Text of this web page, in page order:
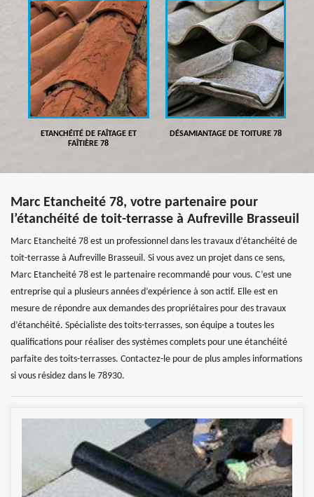
ETANCHÉITÉ DE FAÎTAGE ET
FAÎTIÈRE 78
DÉSAMIANTAGE DE TOITURE 78
Marc Etancheité 78, votre partenaire pour
l’étanchéité de toit-terrasse à Aufreville Brasseuil
Marc Etancheité 78 est un professionnel dans les travaux d’étanchéité de
toit-terrasse à Aufreville Brasseuil. Si vous avez un projet dans ce sens,
Marc Etancheité 78 est le partenaire recommandé pour vous. C’est une
entreprise qui a plusieurs années d’expérience à son actif. Elle est en
mesure de répondre aux demandes des propriétaires pour des travaux
d’étanchéité. Spécialiste des toits-terrasses, son équipe a toutes les
qualifications pour réaliser des systèmes complets pour une étanchéité
parfaite des toits-terrasses. Contactez-le pour de plus amples informations
si vous résidez dans le 78930.